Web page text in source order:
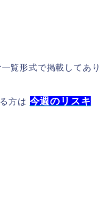
覧形式で掲載してあり
方は 今週のリスキ